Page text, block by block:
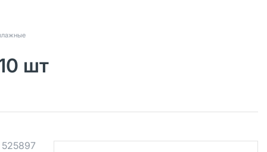
шт
525897